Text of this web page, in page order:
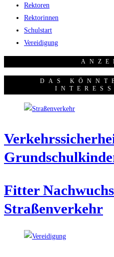
Rektoren
Rektorinnen
Schulstart
Vereidigung
DAS
Fit­ter
Straßenverkehr